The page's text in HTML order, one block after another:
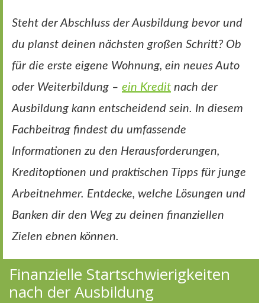
Steht der Abschluss der Ausbildung bevor und
du planst deinen nächsten großen Schritt? Ob
für die erste eigene Wohnung, ein neues Auto
oder Weiterbildung – ein Kredit nach der
Ausbildung kann entscheidend sein. In diesem
Fachbeitrag findest du umfassende
Informationen zu den Herausforderungen,
Kreditoptionen und praktischen Tipps für junge
Arbeitnehmer. Entdecke, welche Lösungen und
Banken dir den Weg zu deinen finanziellen
Zielen ebnen können.
Finanzielle Startschwierigkeiten
nach der Ausbildung